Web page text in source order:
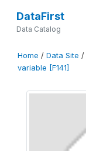
DataFirst
Data Catalog
Home / Data Site /
variable [F141]